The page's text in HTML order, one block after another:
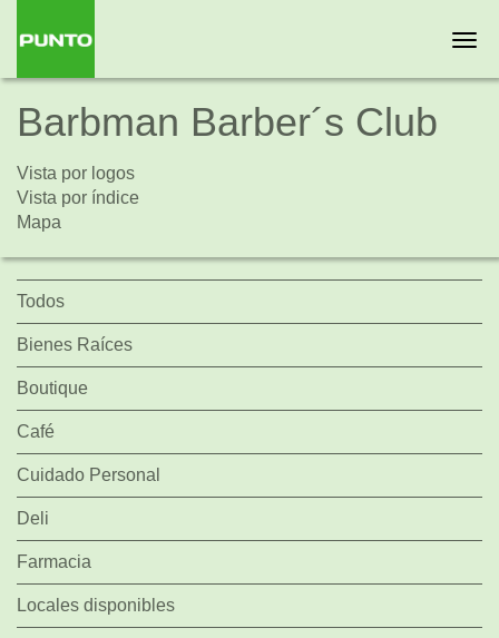
Barbman Barber´s Club
Vista por logos
Vista por índice
Mapa
Todos
Bienes Raíces
Boutique
Café
Cuidado Personal
Deli
Farmacia
Locales disponibles